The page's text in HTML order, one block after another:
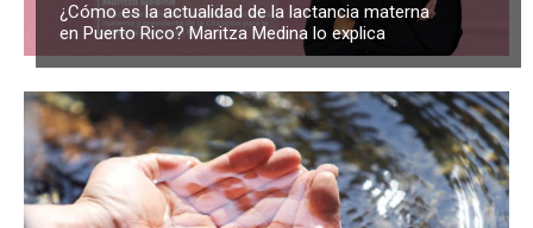
¿Cómo es la actualidad de la lactancia materna
en Puerto Rico? Maritza Medina lo explica